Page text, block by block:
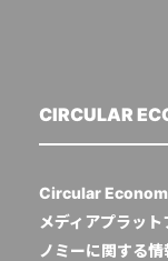
CIRCULAR
Circular
メディアプラッ
ノミーに関する